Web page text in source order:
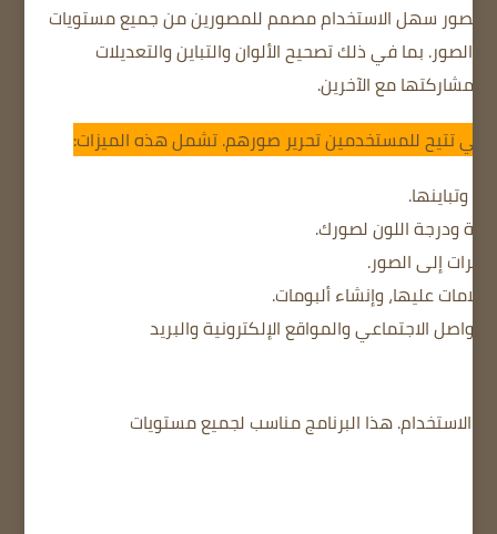
الصور سهل الاستخدام مصمم للمصورين من جميع مستويات
الصور. بما في ذلك تصحيح الألوان والتباين والتعديلات
مع الآخرين.
تشمل هذه الميزات:
وتباينها.
ودرجة اللون لصورك.
إلى الصور.
عليها، وإنشاء ألبومات.
الاجتماعي والمواقع الإلكترونية والبريد
هذا البرنامج مناسب لجميع مستويات